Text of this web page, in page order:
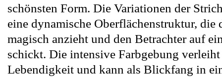
schönsten Form. Die Variationen der
eine dynamische Oberflächenstruktur, die
magisch anzieht und den Betrachter auf
schickt. Die intensive Farbgebung
Lebendigkeit und kann als Blickfang in